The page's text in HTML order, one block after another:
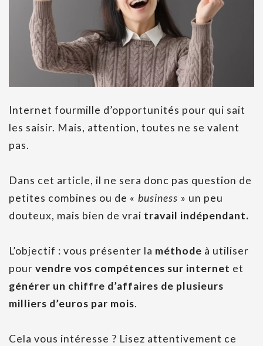
Internet fourmille d’opportunités pour qui sait
les saisir. Mais, attention, toutes ne se valent
pas.
Dans cet article, il ne sera donc pas question de
petites combines ou de « business » un peu
douteux, mais bien de vrai travail indépendant.
L’objectif : vous présenter la méthode à utiliser
pour vendre vos compétences sur internet et
générer un chiffre d’affaires de plusieurs
milliers d’euros par mois.
Cela vous intéresse ? Lisez attentivement ce